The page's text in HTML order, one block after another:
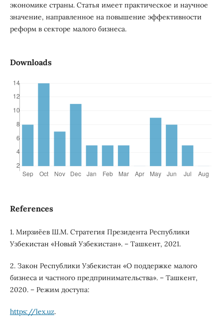
экономике страны. Статья имеет практическое и научное
значение, направленное на повышение эффективности
реформ в секторе малого бизнеса.
Downloads
References
1. Мирзиёев Ш.М. Стратегия Президента Республики
Узбекистан «Новый Узбекистан». – Ташкент, 2021.
2. Закон Республики Узбекистан «О поддержке малого
бизнеса и частного предпринимательства». – Ташкент,
2020. – Режим доступа:
https://lex.uz.